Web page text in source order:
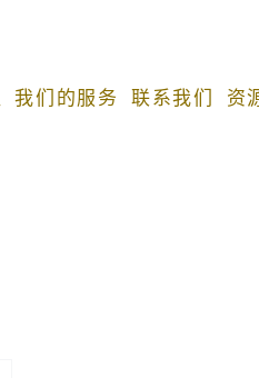
我们的服务 联系我们 资